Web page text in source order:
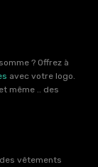
? Offrez à
avec votre logo.
même .. des
vêtements